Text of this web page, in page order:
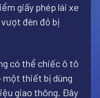
giấy phép lái xe
đèn đỏ bị
có thể chiếc ô tô
một thiết bị dùng
giao thông. Đây